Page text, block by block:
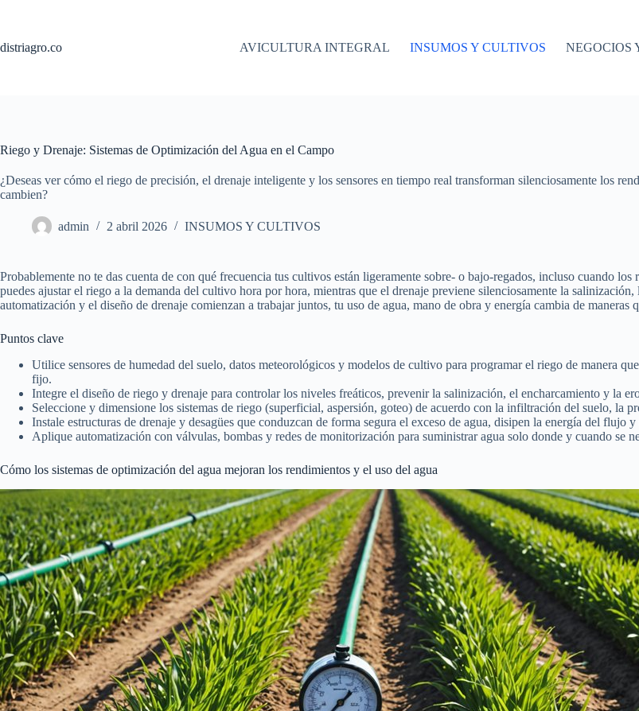
distriagro.co
AVICULTURA INTEGRAL INSUMOS Y CULTIVOS NEGOCIOS
Riego y Drenaje: Sistemas de Optimización del Agua en el Campo
¿Deseas ver cómo el riego de precisión, el drenaje inteligente y los sensores en tiempo real transforman silenciosamente los
cambien?
admin 2 abril 2026 INSUMOS Y CULTIVOS
Probablemente no te das cuenta de con qué frecuencia tus cultivos están ligeramente sobre- o bajo-regados, incluso cuando
puedes ajustar el riego a la demanda del cultivo hora por hora, mientras que el drenaje previene silenciosamente la
automatización y el diseño de drenaje comienzan a trabajar juntos, tu uso de agua, mano de obra y energía cambia de
Puntos clave
Utilice sensores de humedad del suelo, datos meteorológicos y modelos de cultivo para programar el riego de manera
fijo.
Integre el diseño de riego y drenaje para controlar los niveles freáticos, prevenir la salinización, el encharcamiento y la
Seleccione y dimensione los sistemas de riego (superficial, aspersión, goteo) de acuerdo con la infiltración del suelo, la
Instale estructuras de drenaje y desagües que conduzcan de forma segura el exceso de agua, disipen la energía del flujo
Aplique automatización con válvulas, bombas y redes de monitorización para suministrar agua solo donde y cuando se
Cómo los sistemas de optimización del agua mejoran los rendimientos y el uso del agua